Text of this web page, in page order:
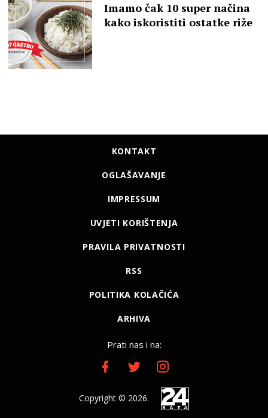
Imamo čak 10 super načina
kako iskoristiti ostatke riže
KONTAKT
OGLAŠAVANJE
IMPRESSUM
UVJETI KORIŠTENJA
PRAVILA PRIVATNOSTI
RSS
POLITIKA KOLAČIĆA
ARHIVA
Prati nas i na:
Copyright © 2026.